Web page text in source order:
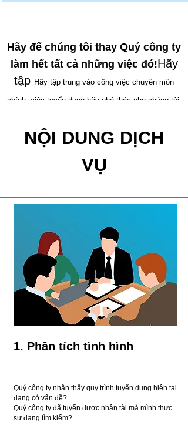
Hãy để chúng tôi thay Quý công ty
làm hết tất cả những việc đó!Hãy
tập Hãy tập trung vào công việc chuyên môn
chính, việc tuyển dụng hãy phó thác cho chúng tôi.
NỘI DUNG DỊCH
VỤ
1. Phân tích tình hình
Quý công ty nhận thấy quy trình tuyển dụng hiện tại
đang có vấn đề?
Quý công ty đã tuyển được nhân tài mà mình thực
sự đang tìm kiếm?